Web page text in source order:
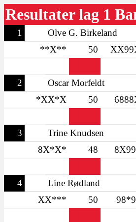
Resultater lag 1
1 Olve G. Birkeland
**X**
50
2
Oscar Morfeldt
*XX*X
50
3
Trine Knudsen
8X*X*
48
4
Line Rødland
XX***
50